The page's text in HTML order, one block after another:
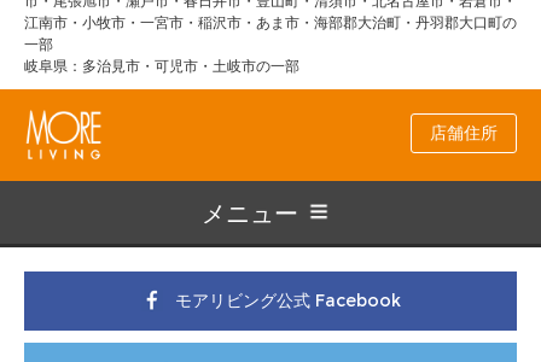
江南市・小牧市・一宮市・稲沢市・あま市・海部郡大治町・丹羽郡大口町の
一部
岐阜県：多治見市・可児市・土岐市の一部
店舗住所
メニュー
モアリビング公式 Facebook